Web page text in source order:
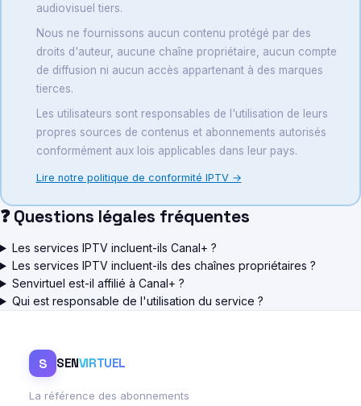
audiovisuel tiers.
Nous ne fournissons aucun contenu protégé par des
droits d'auteur, aucune chaîne propriétaire, aucun compte
de diffusion ni aucun accès appartenant à des marques
tierces.
Les utilisateurs sont responsables de l'utilisation de leurs
propres sources de contenus et abonnements autorisés
conformément aux lois applicables dans leur pays.
Lire notre politique de conformité IPTV →
❓ Questions légales fréquentes
Les services IPTV incluent-ils Canal+ ?
Les services IPTV incluent-ils des chaînes propriétaires ?
Senvirtuel est-il affilié à Canal+ ?
Qui est responsable de l'utilisation du service ?
S SENVIRTUEL
La référence des abonnements